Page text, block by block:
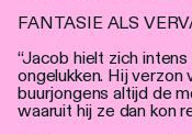
FANTASIE ALS
“Jacob hielt zich
ongelukken. Hij
buurjongens altijd de
waaruit hij ze dan kon